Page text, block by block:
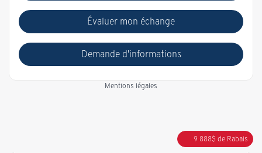
Évaluer mon échange
Demande d'informations
Mentions légales
9 888$ de Rabais